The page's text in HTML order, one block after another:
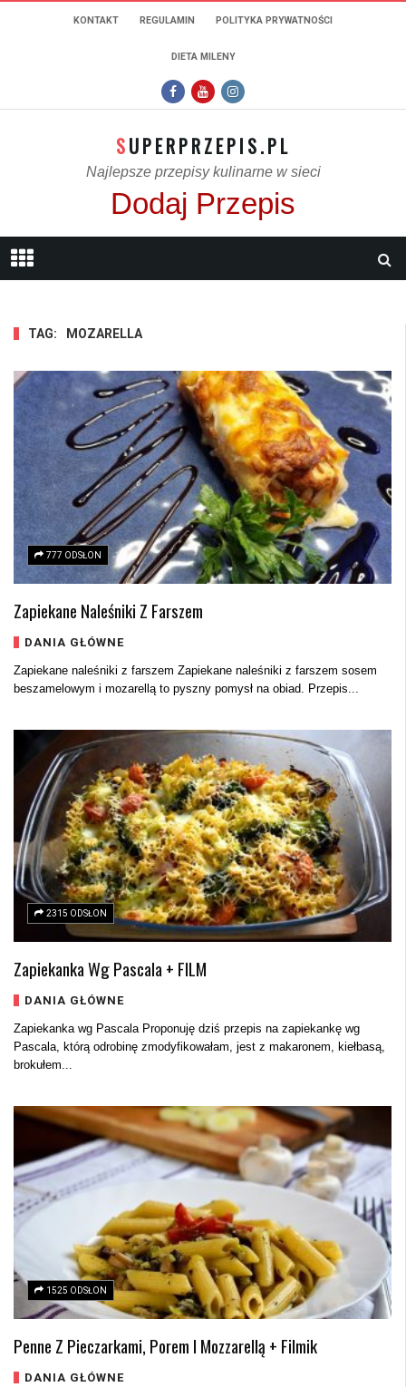
KONTAKT REGULAMIN POLITYKA PRYWATNOŚCI
DIETA MILENY
SUPERPRZEPIS.PL
Najlepsze przepisy kulinarne w sieci
Dodaj Przepis
TAG: MOZARELLA
777 ODSŁON
Zapiekane Naleśniki Z Farszem
DANIA GŁÓWNE
Zapiekane naleśniki z farszem Zapiekane naleśniki z farszem sosem
beszamelowym i mozarellą to pyszny pomysł na obiad. Przepis...
2315 ODSŁON
Zapiekanka Wg Pascala + FILM
DANIA GŁÓWNE
Zapiekanka wg Pascala Proponuję dziś przepis na zapiekankę wg
Pascala, którą odrobinę zmodyfikowałam, jest z makaronem, kiełbasą,
brokułem...
1525 ODSŁON
Penne Z Pieczarkami, Porem I Mozzarellą + Filmik
DANIA GŁÓWNE